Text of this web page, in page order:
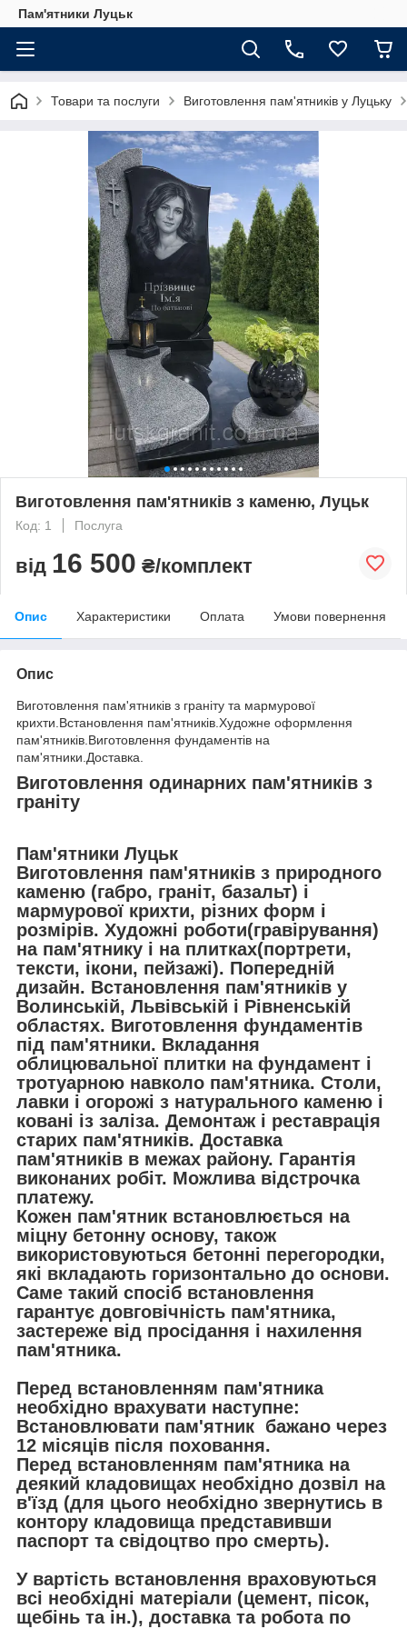
Пам'ятники Луцьк
Товари та послуги Виготовлення пам'ятників у Луцьку
Виготовлення пам'ятників з каменю, Луцьк
Код: 1 Послуга
від 16 500 ₴/комплект
Опис Характеристики Оплата Умови повернення
Опис
Виготовлення пам'ятників з граніту та мармурової
крихти.Встановлення пам'ятників.Художне оформлення
пам'ятників.Виготовлення фундаментів на
пам'ятники.Доставка.
Виготовлення одинарних пам'ятників з
граніту
Пам'ятники Луцьк
Виготовлення пам'ятників з природного
каменю (габро, граніт, базальт) і
мармурової крихти, різних форм і
розмірів. Художні роботи(гравірування)
на пам'ятнику і на плитках(портрети,
тексти, ікони, пейзажі). Попередній
дизайн. Встановлення пам'ятників у
Волинській, Львівській і Рівненській
областях. Виготовлення фундаментів
під пам'ятники. Вкладання
облицювальної плитки на фундамент і
тротуарною навколо пам'ятника. Столи,
лавки і огорожі з натурального каменю і
ковані із заліза. Демонтаж і реставрація
старих пам'ятників. Доставка
пам'ятників в межах району. Гарантія
виконаних робіт. Можлива відстрочка
платежу.
Кожен пам'ятник встановлюється на
міцну бетонну основу, також
використовуються бетонні перегородки,
які вкладають горизонтально до основи.
Саме такий спосіб встановлення
гарантує довговічність пам'ятника,
застереже від просідання і нахилення
пам'ятника.
Перед встановленням пам'ятника
необхідно врахувати наступне:
Встановлювати пам'ятник бажано через
12 місяців після поховання.
Перед встановленням пам'ятника на
деякий кладовищах необхідно дозвіл на
в'їзд (для цього необхідно звернутись в
контору кладовища представивши
паспорт та свідоцтво про смерть).
У вартість встановлення враховуються
всі необхідні матеріали (цемент, пісок,
щебінь та ін.), доставка та робота по